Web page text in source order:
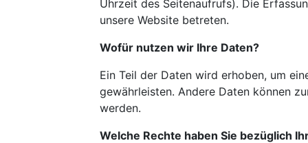
Uhrzeit des Seitenaufrufs). Die
unsere Website betreten.
Wofür nutzen wir Ihre Daten?
Ein Teil der Daten wird erhoben, um
gewährleisten. Andere Daten können
werden.
Welche Rechte haben Sie bezüglich